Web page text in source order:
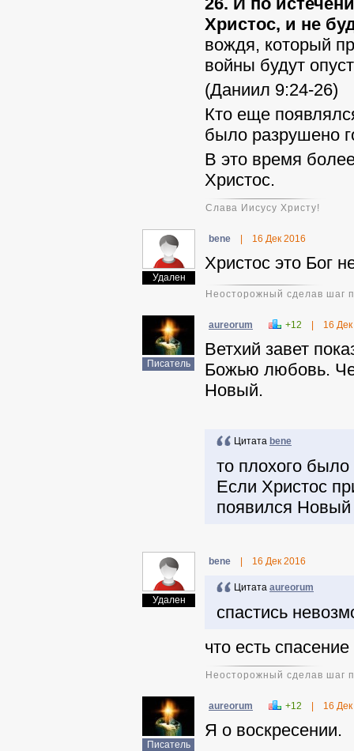
Христос, и не
вождя, который
войны будут
(Даниил 9:24-26)
Кто еще
было разрушено
В это время
Христос.
Слава Иисусу Христу!
Удален
benе 16 Дек 2016
Христос это Бог
Неосторожный сделав шаг
Писатель
aureorum +12 16
Ветхий завет
Божью любовь.
Новый.
Цитата benе
то плохого
Если Христос
появился Новый
Удален
benе 16 Дек 2016
Цитата aureorum
спастись
что есть
Неосторожный сделав шаг
Писатель
aureorum +12 16
Я о воскресении.